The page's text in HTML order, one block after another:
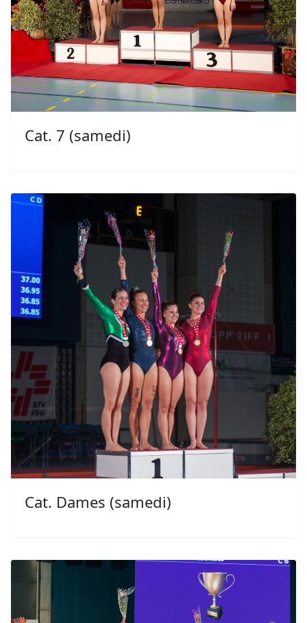
Cat. 7 (samedi)
Cat. Dames (samedi)